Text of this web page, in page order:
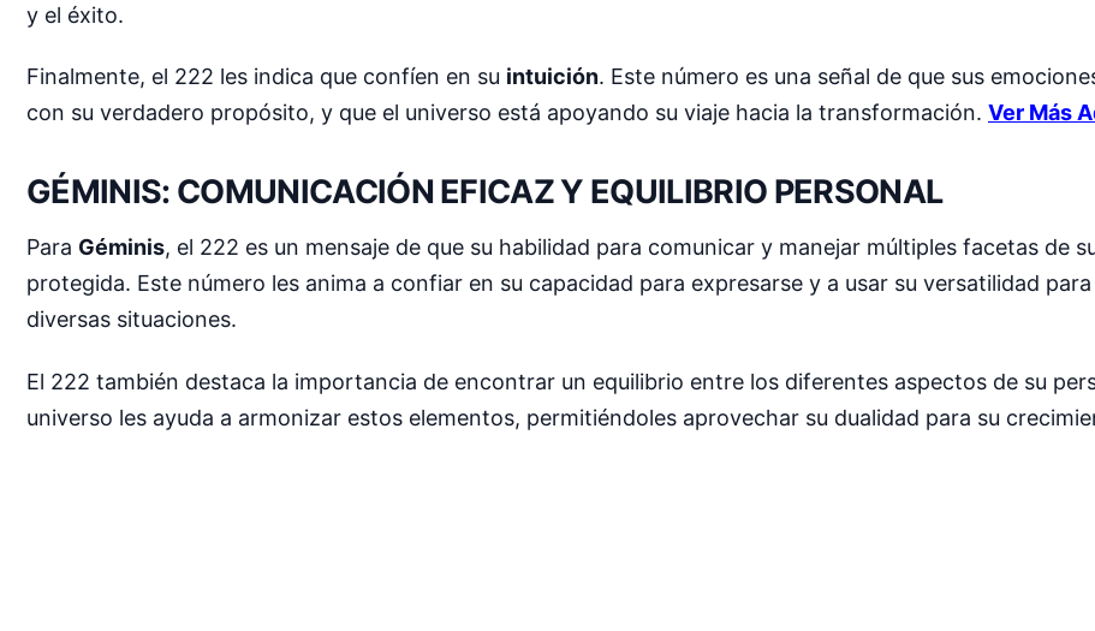
y el éxito.
Finalmente, el 222 les indica que confíen en su intuición. Este número es una señal de que sus
con su verdadero propósito, y que el universo está apoyando su viaje hacia la transformación. Ver Más
GÉMINIS: COMUNICACIÓN EFICAZ Y EQUILIBRIO PERSONAL
Para Géminis, el 222 es un mensaje de que su habilidad para comunicar y manejar múltiples facetas de
protegida. Este número les anima a confiar en su capacidad para expresarse y a usar su versatilidad
diversas situaciones.
El 222 también destaca la importancia de encontrar un equilibrio entre los diferentes aspectos de su
universo les ayuda a armonizar estos elementos, permitiéndoles aprovechar su dualidad para su